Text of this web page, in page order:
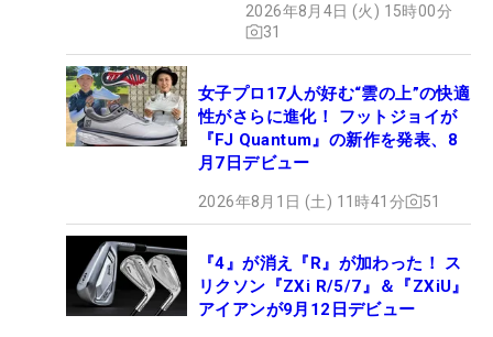
セッティング
2026年8月4日 (火) 15時00分
31
女子プロ17人が好む“雲の上”の快適
性がさらに進化！ フットジョイが
『FJ Quantum』の新作を発表、8
月7日デビュー
2026年8月1日 (土) 11時41分 51
『4』が消え『R』が加わった！ ス
リクソン『ZXi R/5/7』＆『ZXiU』
アイアンが9月12日デビュー